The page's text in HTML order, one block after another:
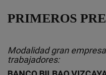
PRIMEROS
Modalidad gran
trabajadores: